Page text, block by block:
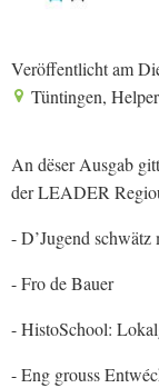
Veröffentlicht am
Tüntingen,
An dëser Ausgab
der LEADER
- D’Jugend schwätz
- Fro de Bauer
- HistoSchool:
- Eng grouss